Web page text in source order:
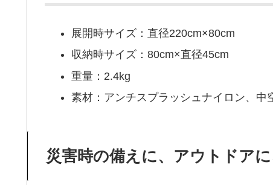
展開時サイズ：直径220cm×80cm
収納時サイズ：80cm×直径45cm
重量：2.4kg
素材：アンチスプラッシュナイロン、中
災害時の備えに、アウトドア